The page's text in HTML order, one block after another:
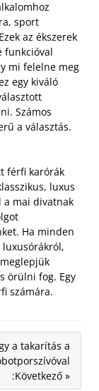
sport
az ékszerek
funkcióval
mi felelne meg
egy kiváló
Számos
a választás.
férfi karórák
luxus
a mai divatnak
Ha minden
örülni fog. Egy
számára.
a takarítás a
:Következő »